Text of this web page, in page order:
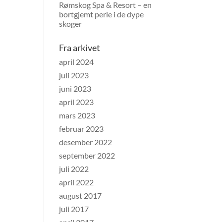
Rømskog Spa & Resort – en
bortgjemt perle i de dype
skoger
Fra arkivet
april 2024
juli 2023
juni 2023
april 2023
mars 2023
februar 2023
desember 2022
september 2022
juli 2022
april 2022
august 2017
juli 2017